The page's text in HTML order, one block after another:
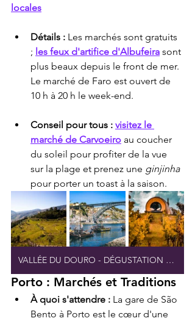
locales
Détails : Les marchés sont gratuits
; les feux d'artifice d'Albufeira sont
plus beaux depuis le front de mer.
Le marché de Faro est ouvert de
10 h à 20 h le week-end.
Conseil pour tous : visitez le
marché de Carvoeiro au coucher
du soleil pour profiter de la vue
sur la plage et prenez une ginjinha
pour porter un toast à la saison.
VALLÉE DU DOURO - DÉGUSTATION EXCLUSIVE DE VINS
Porto : Marchés et Traditions
À quoi s'attendre : La gare de São
Bento à Porto est le cœur d'une